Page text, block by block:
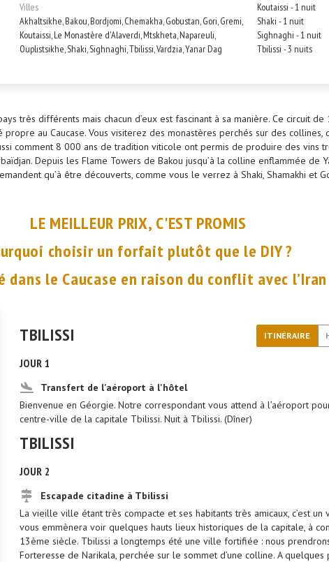
Villes
Akhaltsikhe, Bakou, Bordjomi, Chemakha, Gobustan, Gori, Gremi,
Koutaissi, Le Monastère d'Alaverdi, Mtskheta, Napareuli,
Ouplistsikhe, Shaki, Sighnaghi, Tbilissi, Vardzia, Yanar Dag
Koutaissi - 1 nuit
Shaki - 1 nuit
Sighnaghi - 1 nuit
Tbilissi - 3 nuits
très différents mais chacun d’eux est fascinant à sa manière. Ce circuit
au Caucase. Vous visiterez des monastères perchés sur des collines,
comment 8 000 ans de tradition viticole ont permis de produire des vins
Depuis les Flame Towers de Bakou jusqu’à la colline enflammée de
qu’à être découverts, comme vous le verrez à Shaki, Shamakhi et
LE MEILLEUR PRIX, C'EST PROMIS
choisir un forfait plutôt que le DIY ?
dans le Caucase en raison du conflit avec l’Iran
TBILISSI ITINÉRAIRE
JOUR 1
Transfert de l'aéroport à l'hôtel
Bienvenue en Géorgie. Notre correspondant vous attend à l’aéroport
centre-ville de la capitale Tbilissi. Nuit à Tbilissi. (Dîner)
TBILISSI
JOUR 2
Escapade citadine à Tbilissi
La vieille ville étant très compacte et ses habitants très amicaux, c’est
vous emmènera voir quelques hauts lieux historiques de la capitale, à
13ème siècle. Tbilissi a longtemps été une ville fortifiée : nous
Forteresse de Narikala, perchée sur le sommet d’une colline. A